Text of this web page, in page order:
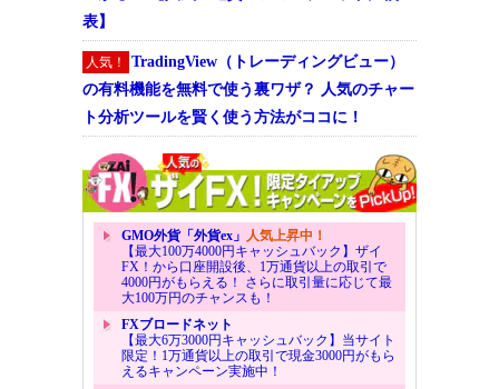
表】
人気！
TradingView（トレーディングビュー）
の有料機能を無料で使う裏ワザ？ 人気のチャー
ト分析ツールを賢く使う方法がココに！
GMO外貨「外貨ex」 人気上昇中！
【最大100万4000円キャッシュバック】ザイ
FX！から口座開設後、1万通貨以上の取引で
4000円がもらえる！ さらに取引量に応じて最
大100万円のチャンスも！
FXブロードネット
【最大6万3000円キャッシュバック】当サイト
限定！1万通貨以上の取引で現金3000円がもら
えるキャンペーン実施中！